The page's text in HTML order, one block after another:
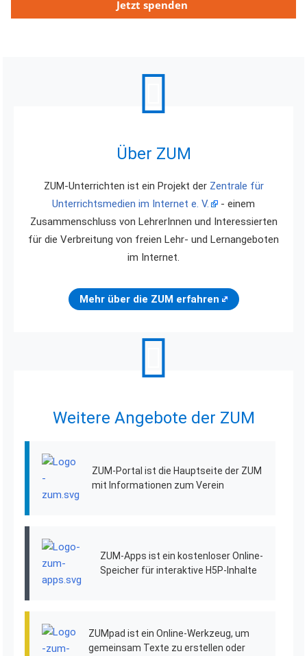
Jetzt spenden
Über ZUM
ZUM-Unterrichten ist ein Projekt der Zentrale für
Unterrichtsmedien im Internet e. V.
- einem
Zusammenschluss von LehrerInnen und Interessierten
für die Verbreitung von freien Lehr- und Lernangeboten
im Internet.
Mehr über die ZUM erfahren
Weitere Angebote der ZUM
ZUM-Portal ist die Hauptseite der ZUM
mit Informationen zum Verein
ZUM-Apps ist ein kostenloser Online-
Speicher für interaktive H5P-Inhalte
ZUMpad ist ein Online-Werkzeug, um
gemeinsam Texte zu erstellen oder